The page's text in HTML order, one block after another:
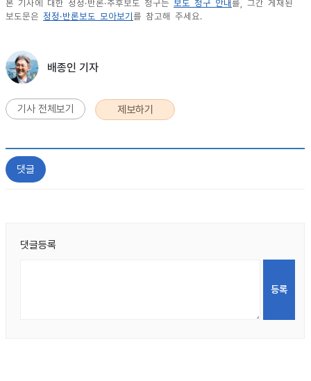
본 기사에 대한 정정·반론·추후보도 청구는 보도 청구 안내 를, 그간 게재된
보도문은 정정·반론보도 모아보기 를 참고해 주세요.
배종인 기자
기사 전체보기 제보하기
댓글
댓글등록